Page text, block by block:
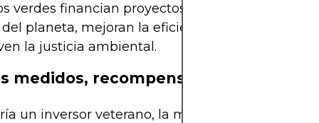
verdes financian proyectos que reducen la
planeta, mejoran la eficiencia energética y
la justicia ambiental.
medidos, recompensas óptimas
un inversor veterano, la magia está en el